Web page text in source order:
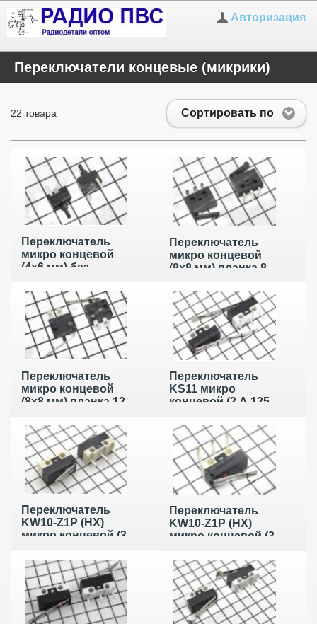
Авторизация
Переключатели концевые (микрики)
Сортировать по
22 товара
Переключатель
микро концевой
(4х6 мм) без
Переключатель
микро концевой
(8х8 мм) планка 8
Переключатель
микро концевой
(8х8 мм) планка 12
Переключатель
KS11 микро
концевой (2 А 125
Переключатель
KW10-Z1P (HX)
микро концевой (3
мм
Переключатель
KW10-Z1P (HX)
микро концевой (3
мм (изогнутые
выводы)